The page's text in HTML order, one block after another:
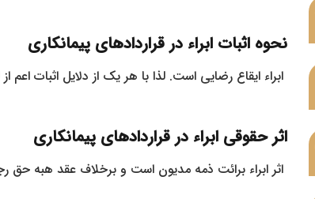
نحوه اثبات ابراء در قراردادهای پیمانکاری
ابراء ایقاع رضایی است. لذا با هر یک از دلایل اثبات اعم
اثر حقوقی ابراء در قراردادهای پیمانکاری
اثر ابراء برائت ذمه مدیون است و برخلاف عقد هبه حق